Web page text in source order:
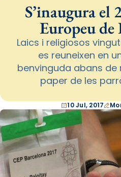
S’inaugura el
Europeu de
Laics i religiosos
es reuneixen en
benvinguda abans de
paper de les
10 Jul, 2017